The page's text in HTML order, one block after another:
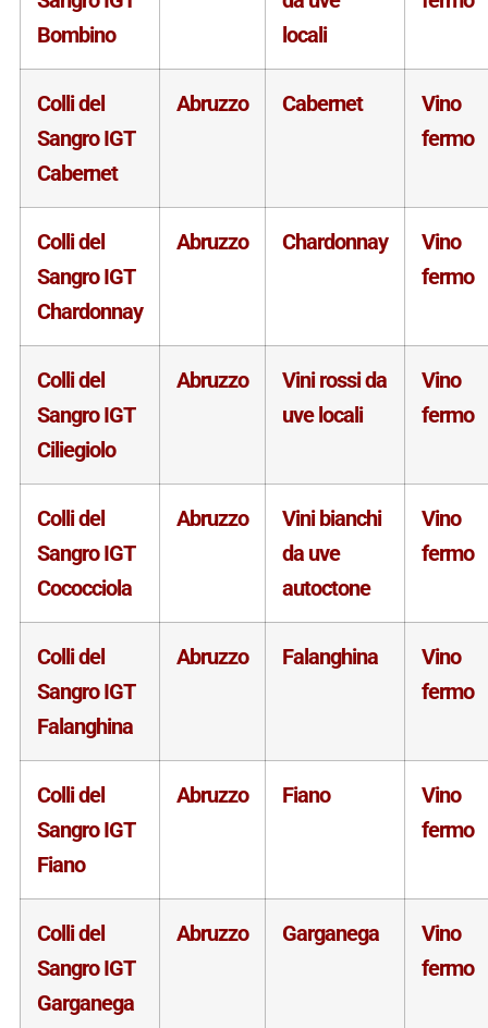
Bombino
locali
Colli del
Sangro IGT
Cabernet
Abruzzo Cabernet
Vino
fermo
Colli del
Sangro IGT
Chardonnay
Abruzzo Chardonnay
Vino
fermo
Colli del
Sangro IGT
Ciliegiolo
Abruzzo
Vini rossi da
uve locali
Vino
fermo
Colli del
Sangro IGT
Cococciola
Abruzzo
Vini bianchi
da uve
autoctone
Vino
fermo
Colli del
Sangro IGT
Falanghina
Abruzzo Falanghina
Vino
fermo
Colli del
Sangro IGT
Fiano
Abruzzo Fiano
Vino
fermo
Colli del
Sangro IGT
Garganega
Abruzzo Garganega
Vino
fermo